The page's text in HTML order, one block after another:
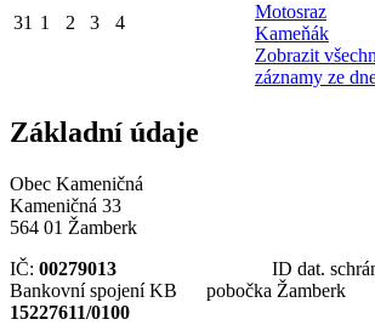
31 1 2 3 4
Motosraz
Kameňák
Zobrazit
záznamy ze
Základní údaje
Obec Kameničná
Kameničná 33
564 01 Žamberk
IČ: 00279013 ID dat.
Bankovní spojení KB pobočka Žamberk
15227611/0100